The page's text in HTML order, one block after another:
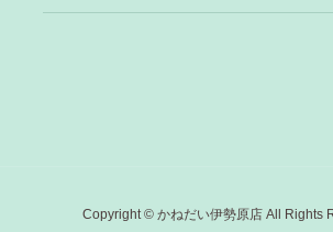
Copyright © かねだい伊勢原店 All Rights